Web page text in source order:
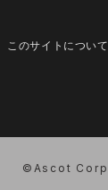
このサイトについて
©Ascot